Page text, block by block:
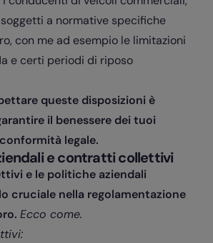
a normative specifiche
con me ad esempio le limitazioni
e certi periodi di riposo
queste disposizioni è
il benessere dei tuoi
legale.
e contratti collettivi
e le politiche aziendali
cruciale nella regolamentazione
Ecco come.